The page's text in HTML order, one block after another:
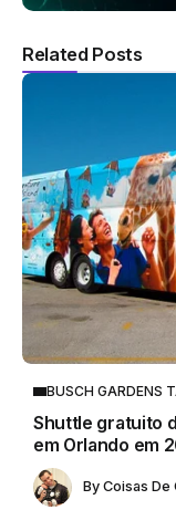
Related Posts
BUSCH GARDENS
Shuttle gratuito
em Orlando em
By Coisas De